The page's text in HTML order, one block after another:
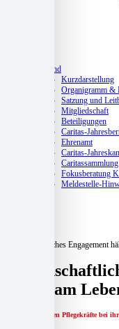
Verband
Kurzdarstellung
Organigramm &
Satzung und
Mitgliedschaft
Beteiligungen
Caritas-
Ehrenamt
Caritas-
Caritassammlung
Fokusberatung
Meldestelle-
Leidenschaftliches Engagement
Pflege am
Politiker begleiten Pflegekräfte bei